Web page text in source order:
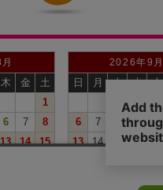
木 金
土
1
6 7
8
13 14
15
2026年9月
日 月 火 水 木
2 3
6
7 9 10
13
14 15 16 17